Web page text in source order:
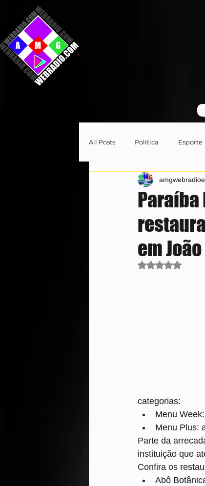
All Posts Política Esporte
Paraíba
em
Avaliado com
categorias:
Menu
Menu Plus:
Parte da
instituição que
Confira os
Abô